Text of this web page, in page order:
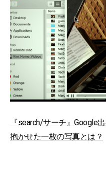
『search/サーチ』Google
抱かせた一枚の写真とは？